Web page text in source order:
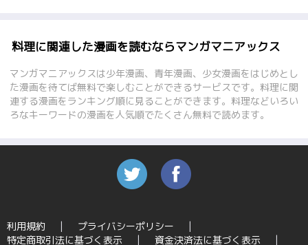
い……。そんなとき、
らわれて……！ なん
でもパティシエらしい
んだけど……。これっ
てひょっとしたら？
けど、そのときはまだ
された秘密を……
料理に関連した漫画を読むならマンガマニアックス
マンガマニアックスは少年漫画、青年漫画、少女漫画をはじめとし
た漫画を待てば無料で楽しむことができるサービスです。料理に関
連する漫画をランキング順に見ることができます。料理などいろい
ろなキーワードの漫画を人気順でたくさん無料で読めます。
利用規約
プライバシーポリシー
特定商取引法に基づく表示
資金決済法に基づく表示